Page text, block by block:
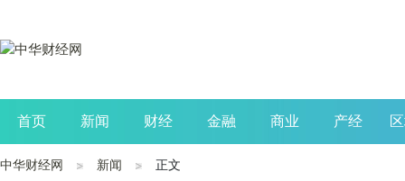
首页 新闻 财经 金融 商业 产经
公司 生活 读书
中华财经网 新闻 正文